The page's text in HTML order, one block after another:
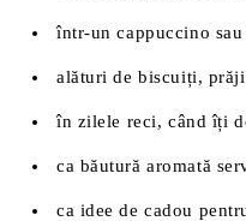
într-un cappuccino sau
alături de biscuiți,
în zilele reci, când îți
ca băutură aromată
ca idee de cadou